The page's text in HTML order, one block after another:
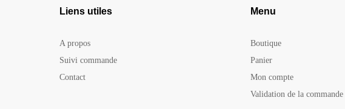
Liens utiles
A propos
Suivi commande
Contact
Menu
Boutique
Panier
Mon compte
Validation de la commande